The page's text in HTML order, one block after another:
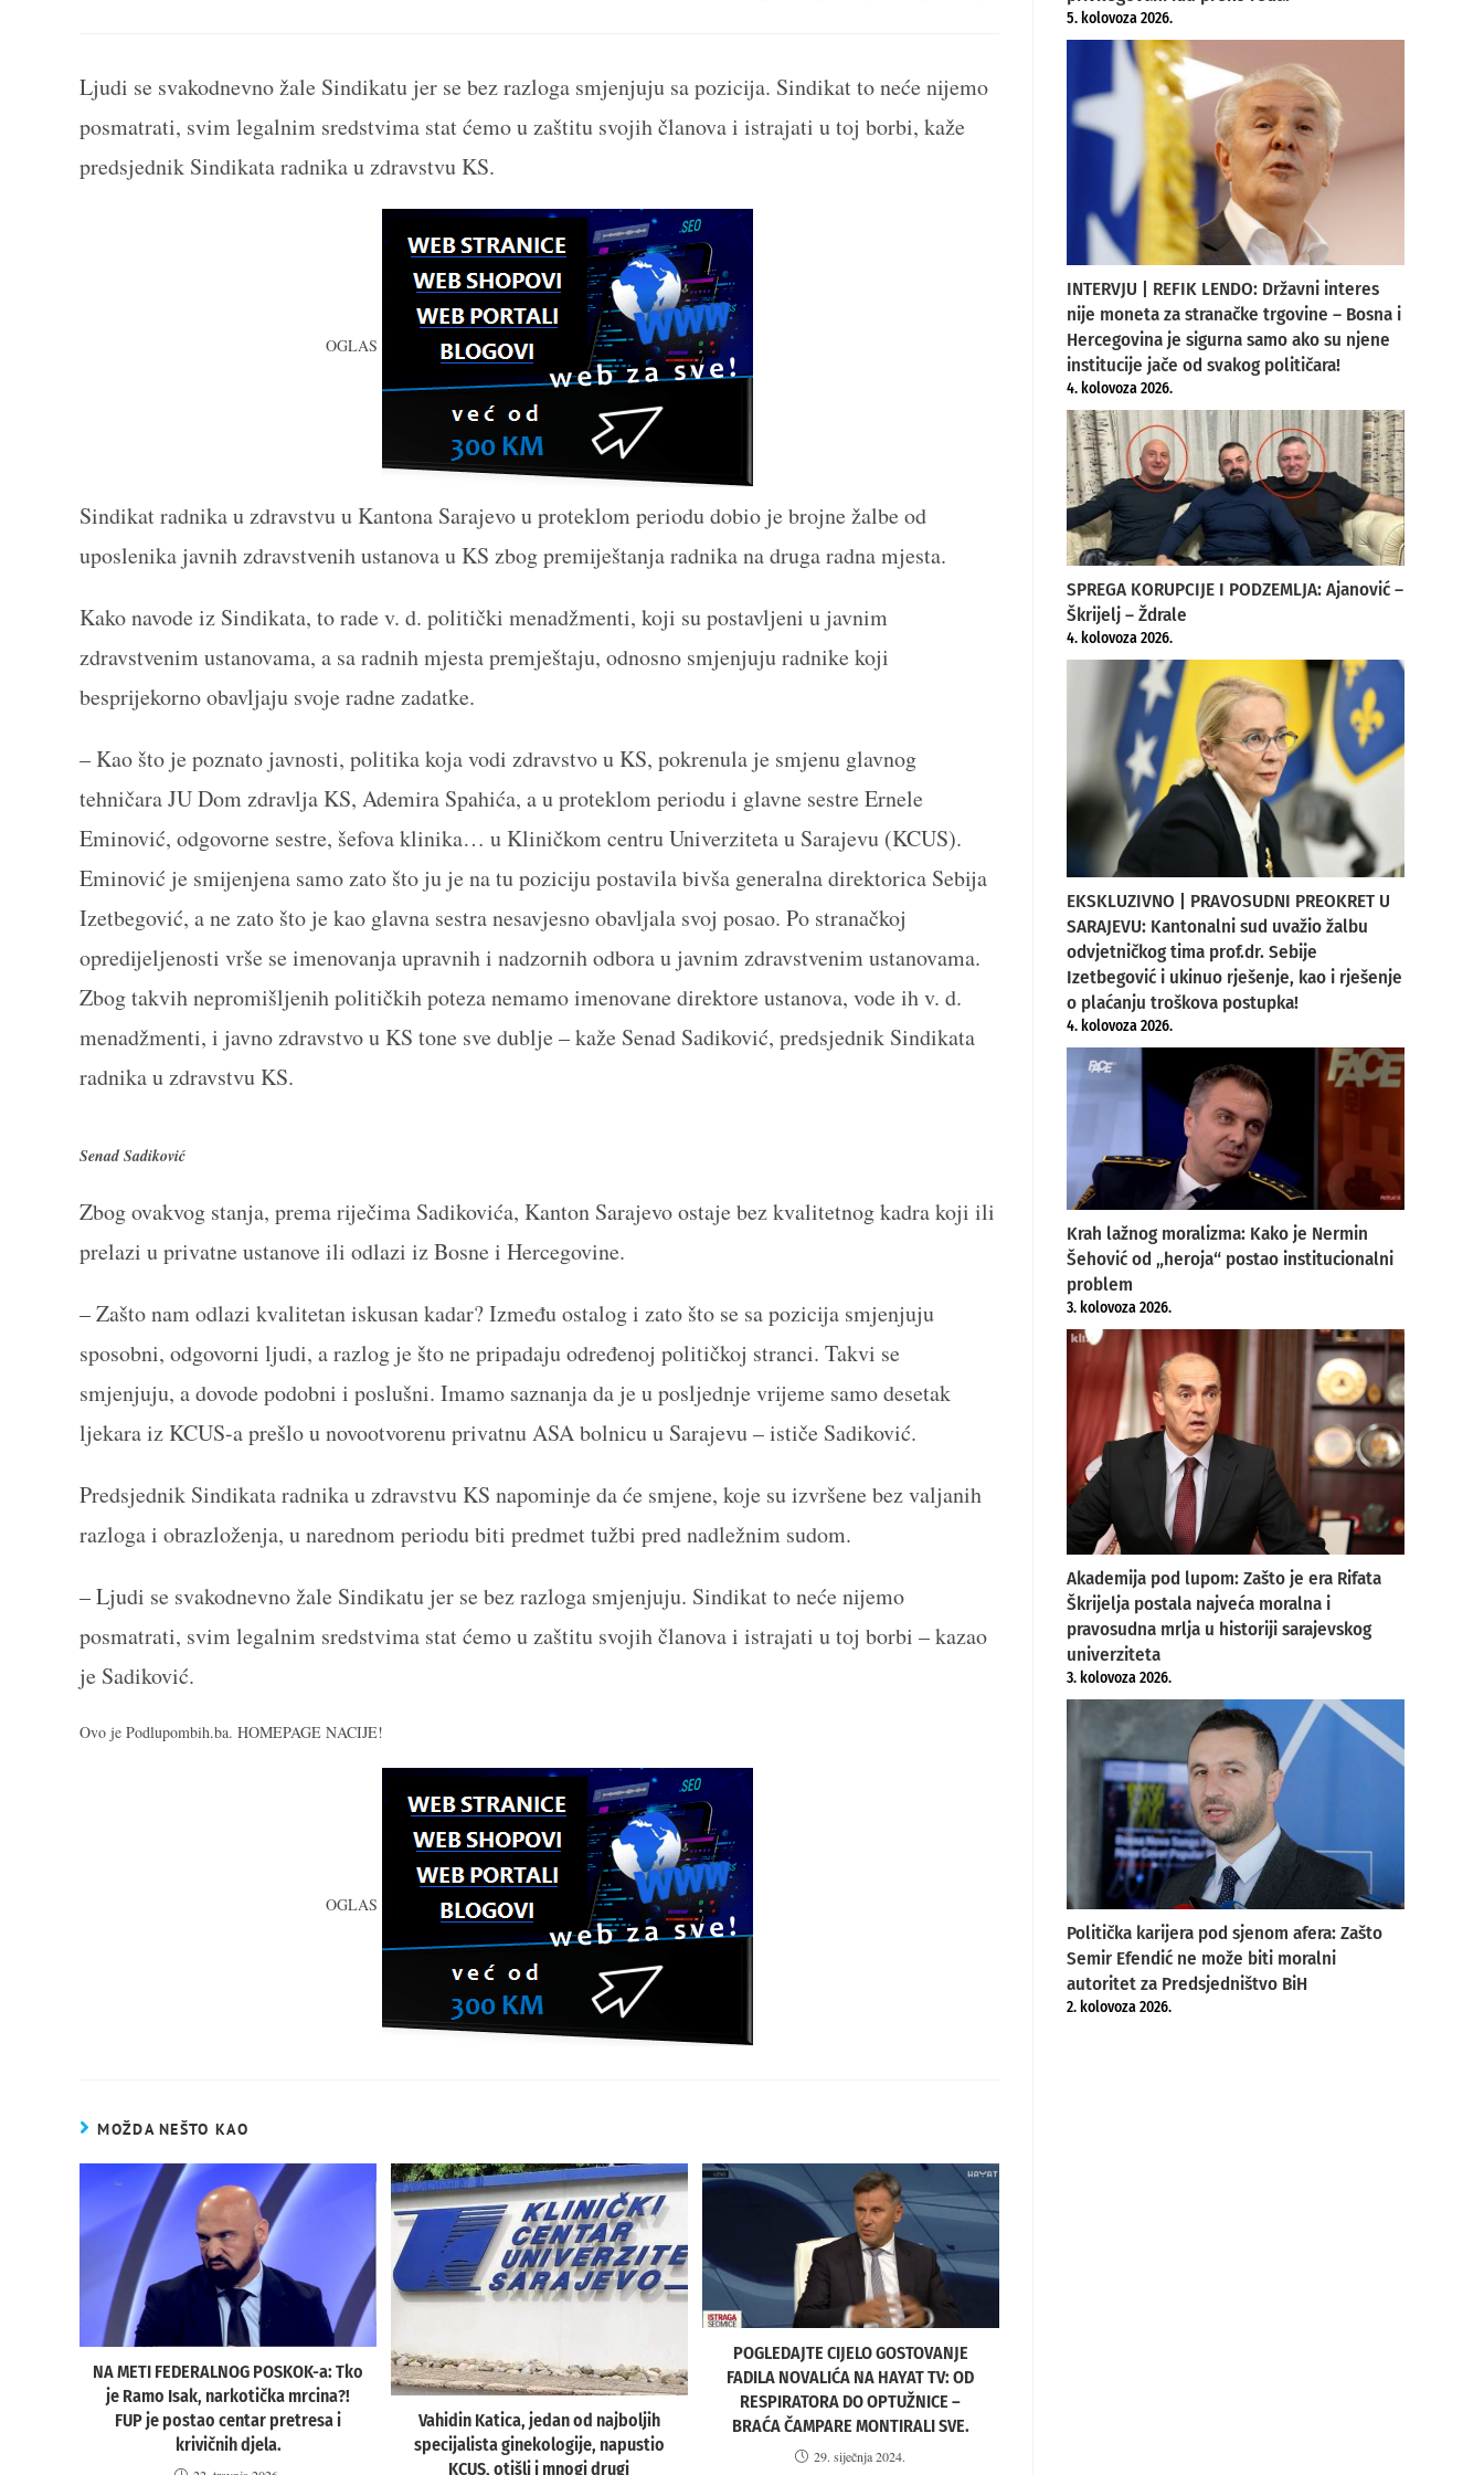
Ljudi se svakodnevno žale Sindikatu jer se bez razloga smjenjuju sa pozicija. Sindikat to neće nijemo
posmatrati, svim legalnim sredstvima stat ćemo u zaštitu svojih članova i istrajati u toj borbi, kaže
predsjednik Sindikata radnika u zdravstvu KS.
OGLAS
Sindikat radnika u zdravstvu u Kantona Sarajevo u proteklom periodu dobio je brojne žalbe od
uposlenika javnih zdravstvenih ustanova u KS zbog premiještanja radnika na druga radna mjesta.
Kako navode iz Sindikata, to rade v. d. politički menadžmenti, koji su postavljeni u javnim
zdravstvenim ustanovama, a sa radnih mjesta premještaju, odnosno smjenjuju radnike koji
besprijekorno obavljaju svoje radne zadatke.
– Kao što je poznato javnosti, politika koja vodi zdravstvo u KS, pokrenula je smjenu glavnog
tehničara JU Dom zdravlja KS, Ademira Spahića, a u proteklom periodu i glavne sestre Ernele
Eminović, odgovorne sestre, šefova klinika… u Kliničkom centru Univerziteta u Sarajevu (KCUS).
Eminović je smijenjena samo zato što ju je na tu poziciju postavila bivša generalna direktorica Sebija
Izetbegović, a ne zato što je kao glavna sestra nesavjesno obavljala svoj posao. Po stranačkoj
opredijeljenosti vrše se imenovanja upravnih i nadzornih odbora u javnim zdravstvenim ustanovama.
Zbog takvih nepromišljenih političkih poteza nemamo imenovane direktore ustanova, vode ih v. d.
menadžmenti, i javno zdravstvo u KS tone sve dublje – kaže Senad Sadiković, predsjednik Sindikata
radnika u zdravstvu KS.
Senad Sadiković
Zbog ovakvog stanja, prema riječima Sadikovića, Kanton Sarajevo ostaje bez kvalitetnog kadra koji ili
prelazi u privatne ustanove ili odlazi iz Bosne i Hercegovine.
– Zašto nam odlazi kvalitetan iskusan kadar? Između ostalog i zato što se sa pozicija smjenjuju
sposobni, odgovorni ljudi, a razlog je što ne pripadaju određenoj političkoj stranci. Takvi se
smjenjuju, a dovode podobni i poslušni. Imamo saznanja da je u posljednje vrijeme samo desetak
ljekara iz KCUS-a prešlo u novootvorenu privatnu ASA bolnicu u Sarajevu – ističe Sadiković.
Predsjednik Sindikata radnika u zdravstvu KS napominje da će smjene, koje su izvršene bez valjanih
razloga i obrazloženja, u narednom periodu biti predmet tužbi pred nadležnim sudom.
– Ljudi se svakodnevno žale Sindikatu jer se bez razloga smjenjuju. Sindikat to neće nijemo
posmatrati, svim legalnim sredstvima stat ćemo u zaštitu svojih članova i istrajati u toj borbi – kazao
je Sadiković.
Ovo je Podlupombih.ba. HOMEPAGE NACIJE!
OGLAS
MOŽDA NEŠTO KAO
NA METI FEDERALNOG POSKOK-a: Tko
je Ramo Isak, narkotička mrcina?!
FUP je postao centar pretresa i
krivičnih djela.
Vahidin Katica, jedan od najboljih
specijalista ginekologije, napustio
KCUS, otišli i mnogi drugi
POGLEDAJTE CIJELO GOSTOVANJE
FADILA NOVALIĆA NA HAYAT TV: OD
RESPIRATORA DO OPTUŽNICE –
BRAĆA ČAMPARE MONTIRALI SVE.
29. siječnja 2024.
5. kolovoza 2026.
INTERVJU | REFIK LENDO: Državni interes
nije moneta za stranačke trgovine – Bosna i
Hercegovina je sigurna samo ako su njene
institucije jače od svakog političara!
4. kolovoza 2026.
SPREGA KORUPCIJE I PODZEMLJA: Ajanović –
Škrijelj – Ždrale
4. kolovoza 2026.
EKSKLUZIVNO | PRAVOSUDNI PREOKRET U
SARAJEVU: Kantonalni sud uvažio žalbu
odvjetničkog tima prof.dr. Sebije
Izetbegović i ukinuo rješenje, kao i rješenje
o plaćanju troškova postupka!
4. kolovoza 2026.
Krah lažnog moralizma: Kako je Nermin
Šehović od „heroja“ postao institucionalni
problem
3. kolovoza 2026.
Akademija pod lupom: Zašto je era Rifata
Škrijelja postala najveća moralna i
pravosudna mrlja u historiji sarajevskog
univerziteta
3. kolovoza 2026.
Politička karijera pod sjenom afera: Zašto
Semir Efendić ne može biti moralni
autoritet za Predsjedništvo BiH
2. kolovoza 2026.